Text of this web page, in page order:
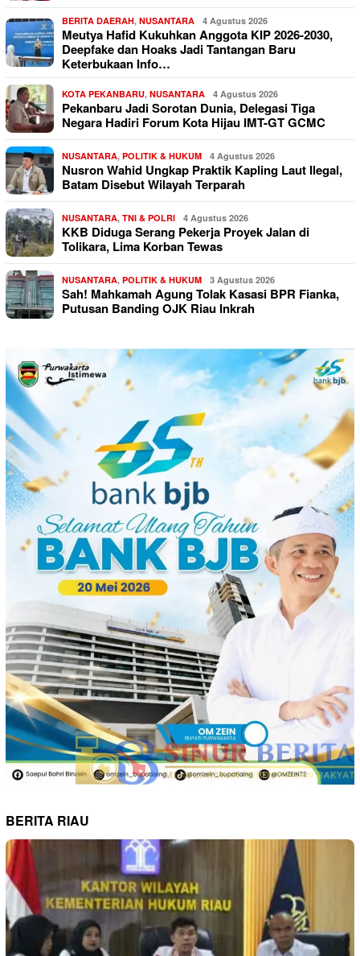
BERITA DAERAH, NUSANTARA 4 Agustus 2026
Meutya Hafid Kukuhkan Anggota KIP 2026-2030,
Deepfake dan Hoaks Jadi Tantangan Baru
Keterbukaan Info…
KOTA PEKANBARU, NUSANTARA 4 Agustus 2026
Pekanbaru Jadi Sorotan Dunia, Delegasi Tiga
Negara Hadiri Forum Kota Hijau IMT-GT GCMC
NUSANTARA, POLITIK & HUKUM 4 Agustus 2026
Nusron Wahid Ungkap Praktik Kapling Laut Ilegal,
Batam Disebut Wilayah Terparah
NUSANTARA, TNI & POLRI 4 Agustus 2026
KKB Diduga Serang Pekerja Proyek Jalan di
Tolikara, Lima Korban Tewas
NUSANTARA, POLITIK & HUKUM 3 Agustus 2026
Sah! Mahkamah Agung Tolak Kasasi BPR Fianka,
Putusan Banding OJK Riau Inkrah
BERITA RIAU